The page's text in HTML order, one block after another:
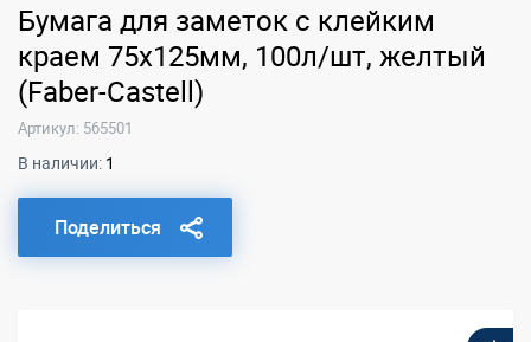
Бумага для заметок с клейким
краем 75х125мм, 100л/шт, желтый
(Faber-Castell)
Артикул: 565501
В наличии: 1
Поделиться